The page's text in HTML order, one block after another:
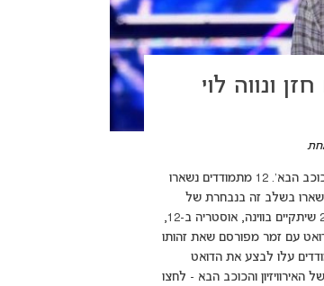
ונווה לוי
(adsbygoogle = window.adsbygoogle || []).push({}); דניאל עזר נאלץ להיפרד מ'הכוכב הבא'. 12 מתמודדים נשארו
גל דה פז ושירה זלוף. סיכום פרק 24 12 מתמודדים נשארו בשלב זה בנבחרת של
“הכוכב הבא לאירוויזיון 2026“, כשהזוכה הגדול בתחרות ייצג את ישראל באירוויזיון 2026 שיתקיים בווינה, אוסטריה ב-12,
דואט עם זמר מפורסם שאת זהותו
עלו לבצע את הדואט
והכוכב הבא - לחצו